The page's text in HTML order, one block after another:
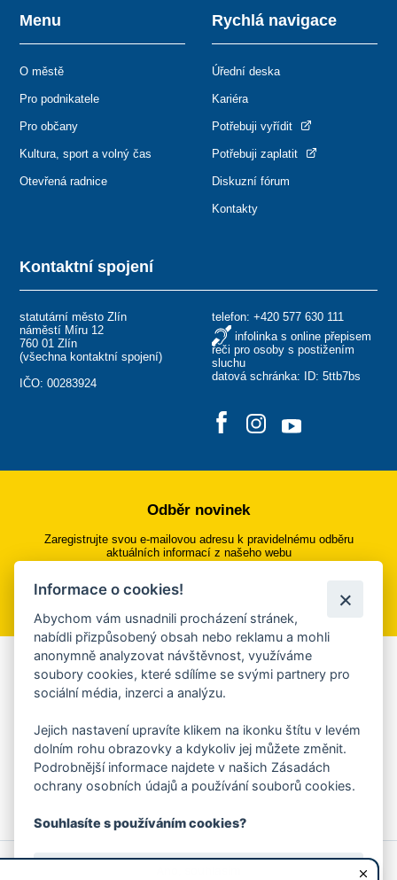
Kontaktní spojení
statutární město Zlín
náměstí Míru 12
760 01 Zlín
(všechna kontaktní spojení)
IČO: 00283924
telefon: +420 577 630 111
infolinka s online přepisem
řeči pro osoby s postižením
sluchu
datová schránka: ID: 5ttb7bs
Menu
O městě
Pro podnikatele
Pro občany
Kultura, sport a volný čas
Otevřená radnice
Rychlá navigace
Úřední deska
Kariéra
Potřebuji vyřídit
Potřebuji zaplatit
Diskuzní fórum
Kontakty
Odběr novinek
Zaregistrujte svou e-mailovou adresu k pravidelnému odběru
aktuálních informací z našeho webu
Přihlásit se k odběru
Aplikace Mobilní rozhlas
Chcete dostávat do svého mobilu či mailu upozornění na
ankety, pozvánky na kulturní a sportovní akce?
Více informací o aplikaci
© 2026 Magistrát města Zlína
Prohlášení o používání cookies
Informace o cookies!
Abychom vám usnadnili procházení stránek,
nabídli přizpůsobený obsah nebo reklamu a mohli
anonymně analyzovat návštěvnost, využíváme
soubory cookies, které sdílíme se svými partnery pro
sociální média, inzerci a analýzu.
Jejich nastavení upravíte klikem na ikonku štítu v levém
dolním rohu obrazovky a kdykoliv jej můžete změnit.
Podrobnější informace najdete v našich Zásadách
ochrany osobních údajů a používání souborů cookies.
Souhlasíte s používáním cookies?